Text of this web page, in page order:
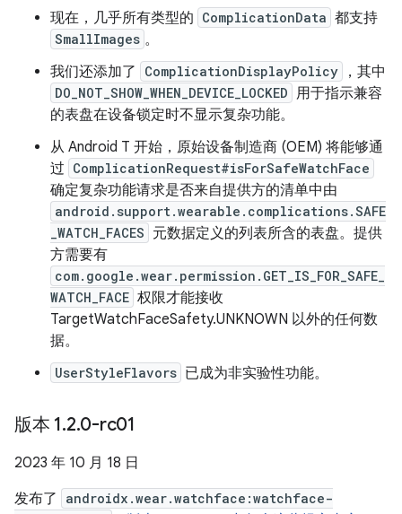
现在，几乎所有类型的 ComplicationData 都支持
SmallImages 。
我们还添加了
ComplicationDisplayPolicy ，其中
DO_NOT_SHOW_WHEN_DEVICE_LOCKED 用于指示兼容
的表盘在设备锁定时不显示复杂功能。
从 Android T 开始，原始设备制造商 (OEM) 将能够通
过 ComplicationRequest#isForSafeWatchFace
确定复杂功能请求是否来自提供方的清单中由
android.support.wearable.complications.SAFE
_WATCH_FACES 元数据定义的列表所含的表盘。提供
方需要有
com.google.wear.permission.GET_IS_FOR_SAFE_
WATCH_FACE 权限才能接收
TargetWatchFaceSafety.UNKNOWN 以外的任何数
据。
UserStyleFlavors 已成为非实验性功能。
版本 1.2.0-rc01
2023 年 10 月 18 日
发布了
androidx.wear.watchface:watchface-